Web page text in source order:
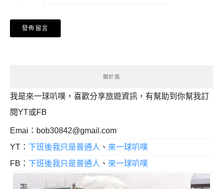
關於我
我是來一球叭噗，喜歡分享旅遊資訊，有幫助到你幫我訂
閱YT或FB
Emai： bob30842@gmail.com
YT： 下班後我只是普通人 、 來一球叭噗
FB： 下班後我只是普通人 、 來一球叭噗